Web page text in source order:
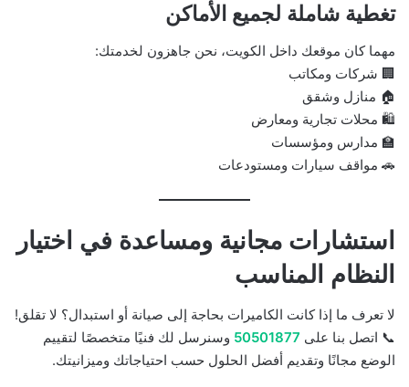
تغطية شاملة لجميع الأماكن
مهما كان موقعك داخل الكويت، نحن جاهزون لخدمتك:
🏢 شركات ومكاتب
🏠 منازل وشقق
🛍️ محلات تجارية ومعارض
🏫 مدارس ومؤسسات
🚗 مواقف سيارات ومستودعات
استشارات مجانية ومساعدة في اختيار
النظام المناسب
لا تعرف ما إذا كانت الكاميرات بحاجة إلى صيانة أو استبدال؟ لا تقلق!
📞 اتصل بنا على 50501877 وسنرسل لك فنيًا متخصصًا لتقييم
الوضع مجانًا وتقديم أفضل الحلول حسب احتياجاتك وميزانيتك.